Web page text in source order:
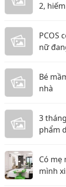
2,
PCOS
nữ
Bé
nhà
3
phẩm
Có mẹ
mình